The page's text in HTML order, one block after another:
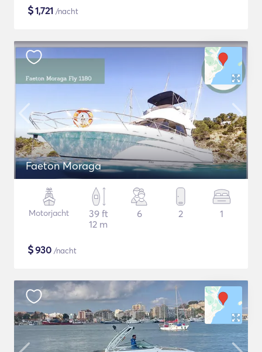
$1,721 /nacht
Faeton Moraga
Motorjacht
39 ft
12 m
6 2 1
$930 /nacht